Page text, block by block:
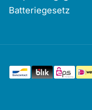
Batteriegesetz